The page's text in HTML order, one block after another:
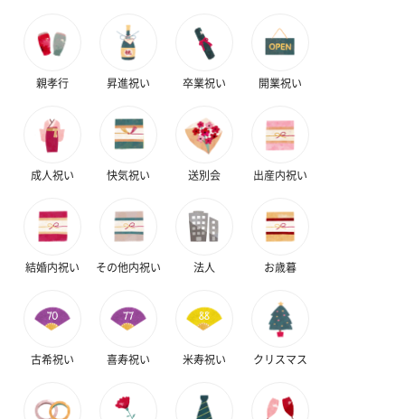
親孝行 昇進祝い 卒業祝い 開業祝い
成人祝い 快気祝い 送別会 出産内祝い
結婚内祝い その他内祝い 法人 お歳暮
古希祝い 喜寿祝い 米寿祝い クリスマス